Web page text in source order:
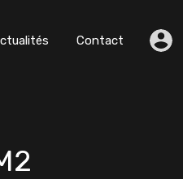
Contact